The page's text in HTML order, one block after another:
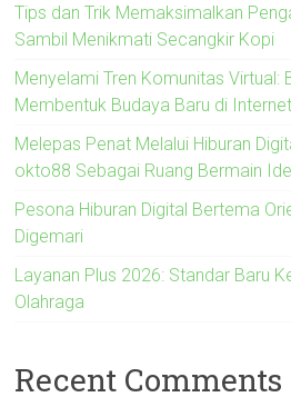
Tips dan Trik Memaksimalkan
Sambil Menikmati Secangkir Kopi
Menyelami Tren Komunitas Virtual:
Membentuk Budaya Baru di Internet
Melepas Penat Melalui Hiburan
okto88 Sebagai Ruang Bermain
Pesona Hiburan Digital Bertema
Digemari
Layanan Plus 2026: Standar Baru
Olahraga
Recent Comments